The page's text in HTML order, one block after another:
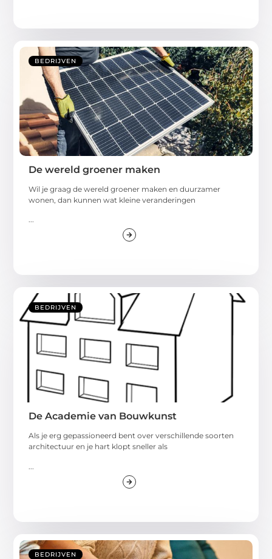
BEDRIJVEN
De wereld groener maken
Wil je graag de wereld groener maken en duurzamer
wonen, dan kunnen wat kleine veranderingen
...
BEDRIJVEN
De Academie van Bouwkunst
Als je erg gepassioneerd bent over verschillende soorten
architectuur en je hart klopt sneller als
BEDRIJVEN